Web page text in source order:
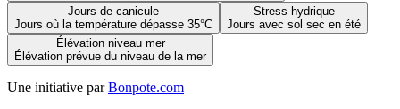
Jours de canicule
Jours où la température dépasse 35°C
Stress hydrique
Jours avec sol sec en été
Élévation niveau mer
Élévation prévue du niveau de la mer
Une initiative par Bonpote.com